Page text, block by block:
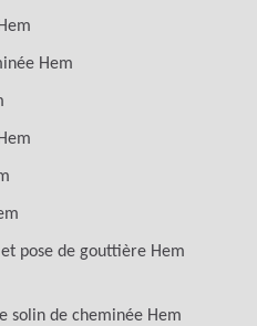
Hem
pose de gouttière Hem
solin de cheminée Hem